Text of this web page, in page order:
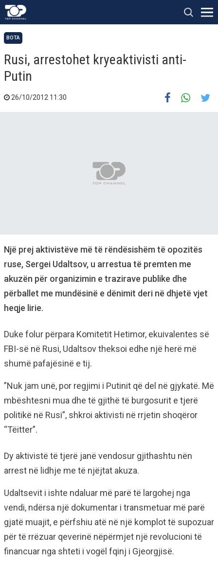
BOTA
Rusi, arrestohet kryeaktivisti anti-
Putin
26/10/2012 11:30
Një prej aktivistëve më të rëndësishëm të opozitës
ruse, Sergei Udaltsov, u arrestua të premten me
akuzën për organizimin e trazirave publike dhe
përballet me mundësinë e dënimit deri në dhjetë vjet
heqje lirie.
Duke folur përpara Komitetit Hetimor, ekuivalentes së
FBI-së në Rusi, Udaltsov theksoi edhe një herë më
shumë pafajësinë e tij.
”Nuk jam unë, por regjimi i Putinit që del në gjykatë. Më
mbështesni mua dhe të gjithë të burgosurit e tjerë
politikë në Rusi”, shkroi aktivisti në rrjetin shoqëror
“Tëitter”.
Dy aktivistë të tjerë janë vendosur gjithashtu nën
arrest në lidhje me të njëjtat akuza.
Udaltsevit i ishte ndaluar më parë të largohej nga
vendi, ndërsa një dokumentar i transmetuar më parë
gjatë muajit, e përfshiu atë në një komplot të supozuar
për të rrëzuar qeverinë nëpërmjet një revolucioni të
financuar nga shteti i vogël fqinj i Gjeorgjisë.